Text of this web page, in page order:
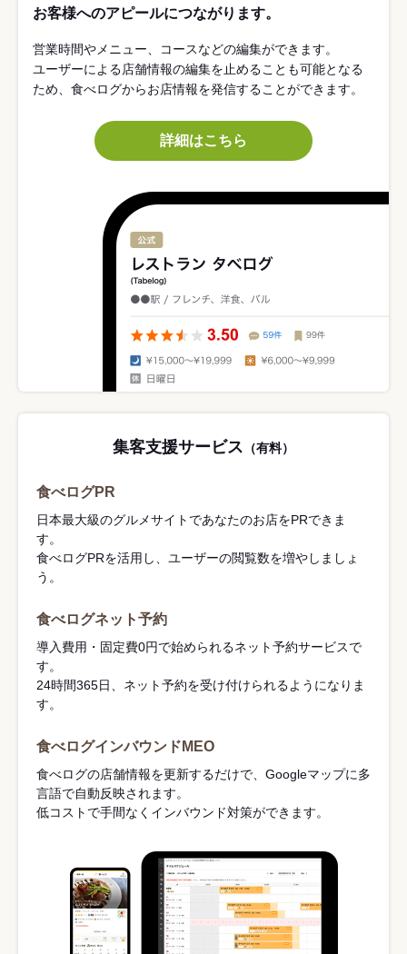
お客様へのアピールにつながります。
営業時間やメニュー、コースなどの編集ができます。
ユーザーによる店舗情報の編集を止めることも可能となる
ため、食べログからお店情報を発信することができます。
詳細はこちら
集客支援サービス （有料）
食べログPR
日本最大級のグルメサイトであなたのお店をPRできま
す。
食べログPRを活用し、ユーザーの閲覧数を増やしましょ
う。
食べログネット予約
導入費用・固定費0円で始められるネット予約サービスで
す。
24時間365日、ネット予約を受け付けられるようになりま
す。
食べログインバウンドMEO
食べログの店舗情報を更新するだけで、Googleマップに多
言語で自動反映されます。
低コストで手間なくインバウンド対策ができます。